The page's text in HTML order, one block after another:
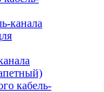
канала
кабель-